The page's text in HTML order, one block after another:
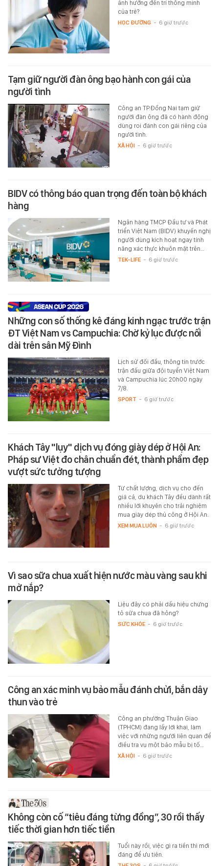
ảnh hưởng đến trí thông minh
của trẻ?
HỌC ĐƯỜNG - 6 giờ trước
Tạm giữ người đàn ông bạo hành con gái của
người tình
Công an TP.Đồng Nai tạm giữ
người đàn ông đã có hành động
dùng roi đánh con gái riêng của
người tình.
XÃ HỘI - 6 giờ trước
BIDV có thông báo quan trọng đến toàn bộ khách
hàng
Ngân hàng TMCP Đầu tư và Phát
triển Việt Nam (BIDV) khuyến nghị
người dùng kích hoạt ngay tính
năng xác thực khuôn mặt trên…
TEK-LIFE - 6 giờ trước
Những con số thống kê đáng kinh ngạc trước trận
ĐT Việt Nam vs Campuchia: Chờ kỷ lục được nối
dài trên sân Mỹ Đình
Lịch sử đối đầu, thông tin trước
trận đấu giữa đội tuyển Việt Nam
và Campuchia lúc 20h00 ngày
7/8.
SPORT - 6 giờ trước
Khách Tây "lụy" dịch vụ đóng giày dép ở Hội An:
Pháp sư Việt đo chân chuẩn đét, thành phẩm đẹp
vượt sức tưởng tượng
Từ chất lượng, dịch vụ cho đến
giá cả, du khách Tây đều dành rất
nhiều lời khuyên cho trải nghiệm
mua giày dép thủ công ở Hội An.
XEM MUA LUÔN - 6 giờ trước
Vì sao sữa chua xuất hiện nước màu vàng sau khi
mở nắp?
Liệu đây có phải dấu hiệu chứng
tỏ sữa chua đã hỏng?
SỨC KHỎE - 6 giờ trước
Công an xác minh vụ bảo mẫu đánh chửi, bắn dây
thun vào trẻ
Công an phường Thuận Giao
(TPHCM) đang lấy lời khai, làm
việc với những người liên quan để
điều tra vụ một bảo mẫu bị tố…
XÃ HỘI - 6 giờ trước
Không còn cố “tiêu đáng từng đồng”, 30 rồi thấy
tiếc thời gian hơn tiếc tiền
Tuổi này rồi, việc gì ra tiền thì mới
đáng để ưu tiên.